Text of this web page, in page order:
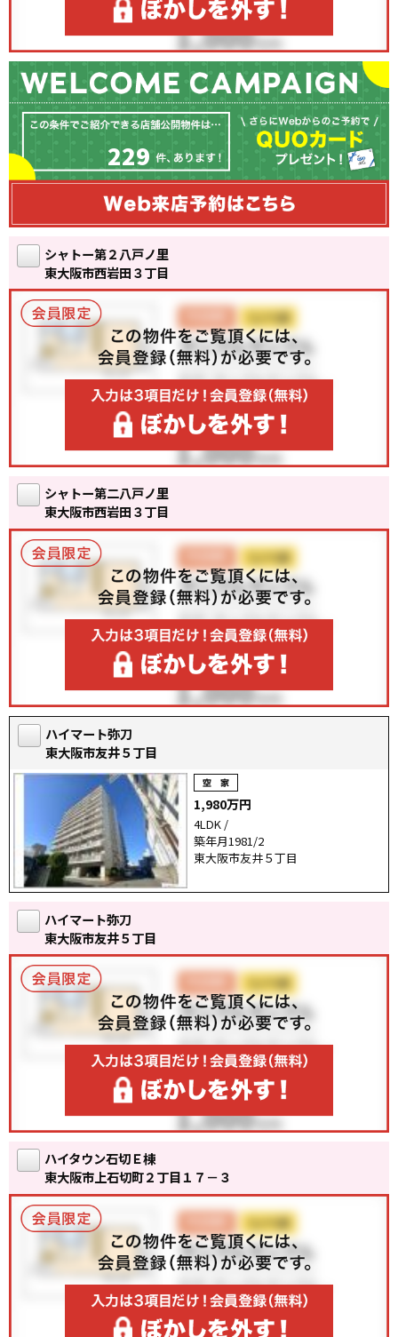
229
シャトー第２八戸ノ里
東大阪市西岩田３丁目
シャトー第二八戸ノ里
東大阪市西岩田３丁目
ハイマート弥刀
東大阪市友井５丁目
1,980万円
4LDK /
築年月1981/2
東大阪市友井５丁目
ハイマート弥刀
東大阪市友井５丁目
ハイタウン石切Ｅ棟
東大阪市上石切町２丁目１７－３